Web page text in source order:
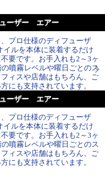
ーザー エアー
プロ仕様のディフューザ
イルを本体に装着するだけ
要です。お手入れも2～3ヶ
噴霧レベルや曜日ごとのス
ィスや店舗はもちろん、ご
にも支持されています。
ーザー エアー
プロ仕様のディフューザ
イルを本体に装着するだけ
要です。お手入れも2～3ヶ
噴霧レベルや曜日ごとのス
ィスや店舗はもちろん、ご
にも支持されています。